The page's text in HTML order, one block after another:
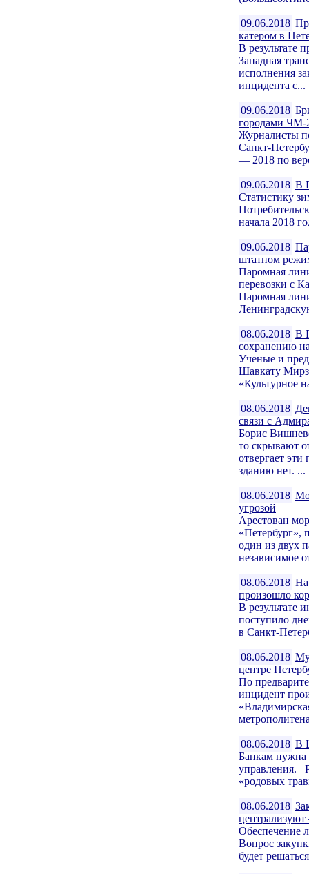
09.06.2018
катером в
В результате
Западная
исполнения
инцидента с...
09.06.2018
городами ЧМ-
Журналисты
Санкт-
— 2018 по
09.06.2018 В
Статистику
начала 2018
09.06.2018
штатном
Паромная
перевозки с
Паромная
08.06.2018 В
сохранению
Ученые и
Шавкату
«Культурное
08.06.2018
связи с
Борис
то скрывают
отвергает эти
зданию нет. ...
08.06.2018
угрозой
Арестован
один из двух
независимое
08.06.2018 На
произошло
В результате
поступило
в Санкт-
08.06.2018
центре
По
инцидент
08.06.2018 В
Банкам нужна
управления.
«родовых
08.06.2018
Обеспечение
Вопрос
будет